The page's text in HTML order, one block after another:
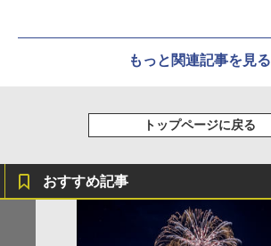
もっと関連記事を見る
トップページに戻る
おすすめ記事